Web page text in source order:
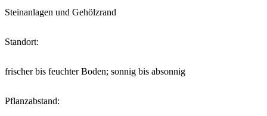
Steinanlagen und Gehölzrand
Standort:
frischer bis feuchter Boden; sonnig bis absonnig
Pflanzabstand: